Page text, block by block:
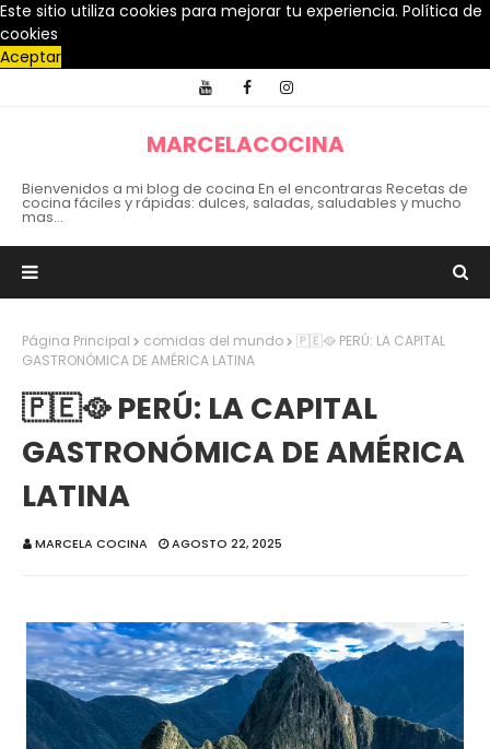
Este sitio utiliza cookies para mejorar tu experiencia. Política de
cookies
Aceptar
MARCELACOCINA
Bienvenidos a mi blog de cocina En el encontraras Recetas de
cocina fáciles y rápidas: dulces, saladas, saludables y mucho
mas...
Página Principal comidas del mundo
🇵🇪🥘 PERÚ: LA CAPITAL
GASTRONÓMICA DE AMÉRICA LATINA
🇵🇪🥘 PERÚ: LA CAPITAL
GASTRONÓMICA DE AMÉRICA
LATINA
MARCELA COCINA AGOSTO 22, 2025